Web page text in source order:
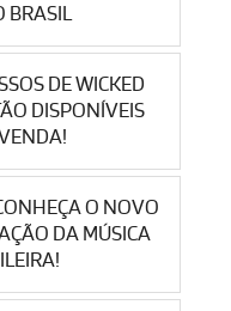
BRASIL
DE WICKED
DISPONÍVEIS
O NOVO
DA MÚSICA